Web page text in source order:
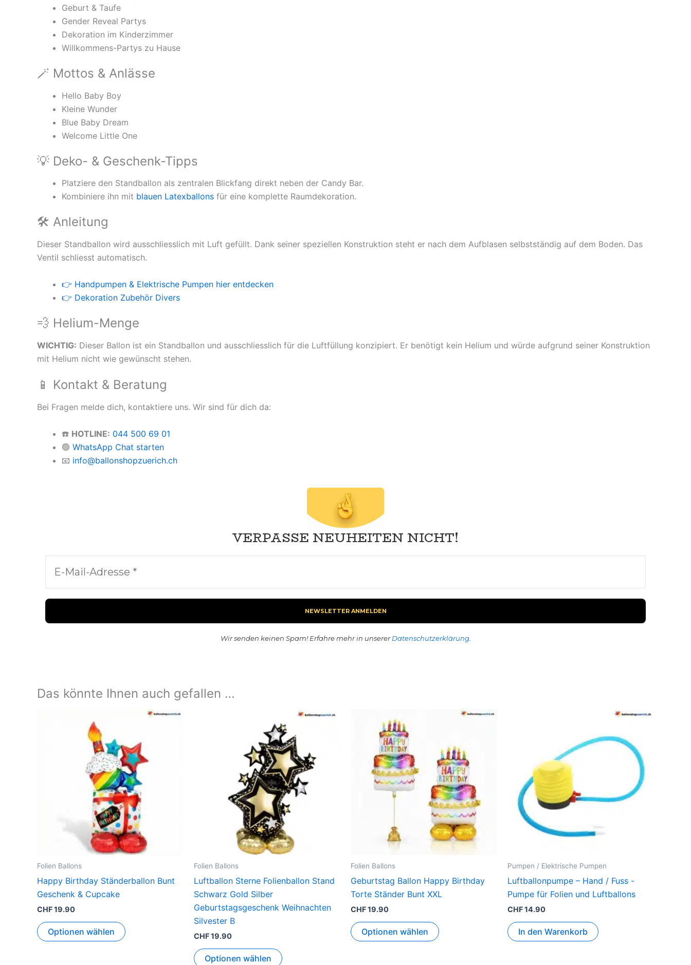
Geburt & Taufe
Gender Reveal Partys
Dekoration im Kinderzimmer
Willkommens-Partys zu Hause
🪄 Mottos & Anlässe
Hello Baby Boy
Kleine Wunder
Blue Baby Dream
Welcome Little One
💡 Deko- & Geschenk-Tipps
Platziere den Standballon als zentralen Blickfang direkt neben der Candy Bar.
Kombiniere ihn mit blauen Latexballons für eine komplette Raumdekoration.
🛠 Anleitung
Dieser Standballon wird ausschliesslich mit Luft gefüllt. Dank seiner speziellen Konstruktion steht er nach dem Aufblasen selbstständig auf dem Boden. Das
Ventil schliesst automatisch.
👉 Handpumpen & Elektrische Pumpen hier entdecken
👉 Dekoration Zubehör Divers
💨 Helium-Menge
WICHTIG: Dieser Ballon ist ein Standballon und ausschliesslich für die Luftfüllung konzipiert. Er benötigt kein Helium und würde aufgrund seiner Konstruktion
mit Helium nicht wie gewünscht stehen.
📱 Kontakt & Beratung
Bei Fragen melde dich, kontaktiere uns. Wir sind für dich da:
☎️ HOTLINE: 044 500 69 01
🟢 WhatsApp Chat starten
📧 info@ballonshopzuerich.ch
VERPASSE NEUHEITEN NICHT!
Wir senden keinen Spam! Erfahre mehr in unsererDatenschutzerklärung.
Das könnte Ihnen auch gefallen …
Folien Ballons
Happy Birthday Ständerballon Bunt
Geschenk & Cupcake
CHF19.90
Optionen wählen
Folien Ballons
Luftballon Sterne Folienballon Stand
Schwarz Gold Silber
Geburtstagsgeschenk Weihnachten
Silvester B
CHF19.90
Optionen wählen
Folien Ballons
Geburtstag Ballon Happy Birthday
Torte Ständer Bunt XXL
CHF19.90
Optionen wählen
Pumpen / Elektrische Pumpen
Luftballonpumpe – Hand / Fuss -
Pumpe für Folien und Luftballons
CHF14.90
In den Warenkorb